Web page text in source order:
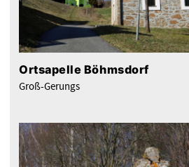
Ortsapelle Böhmsdorf
Groß-Gerungs